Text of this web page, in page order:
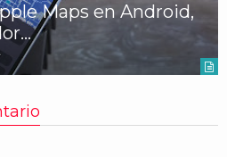
Maps en Android,